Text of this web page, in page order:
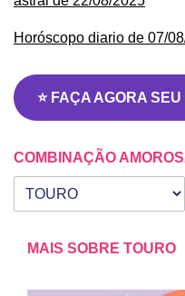
Horóscopo diario de 07/
⭐ FAÇA AGORA
COMBINAÇÃO
Seu signo
Signo da outra pessoa
MAIS SOBRE TOURO